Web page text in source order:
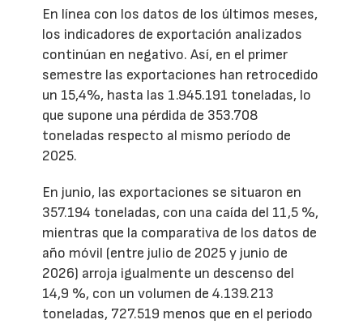
En línea con los datos de los últimos meses,
los indicadores de exportación analizados
continúan en negativo. Así, en el primer
semestre las exportaciones han retrocedido
un 15,4%, hasta las 1.945.191 toneladas, lo
que supone una pérdida de 353.708
toneladas respecto al mismo período de
2025.
En junio, las exportaciones se situaron en
357.194 toneladas, con una caída del 11,5 %,
mientras que la comparativa de los datos de
año móvil (entre julio de 2025 y junio de
2026) arroja igualmente un descenso del
14,9 %, con un volumen de 4.139.213
toneladas, 727.519 menos que en el periodo